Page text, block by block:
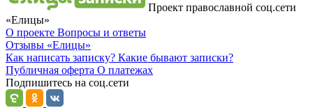
Проект православной соц.сети
«Елицы»
О проекте Вопросы и ответы
Отзывы «Елицы»
Как написать записку? Какие бывают записки?
Публичная оферта О платежах
Подпишитесь на соц.сети